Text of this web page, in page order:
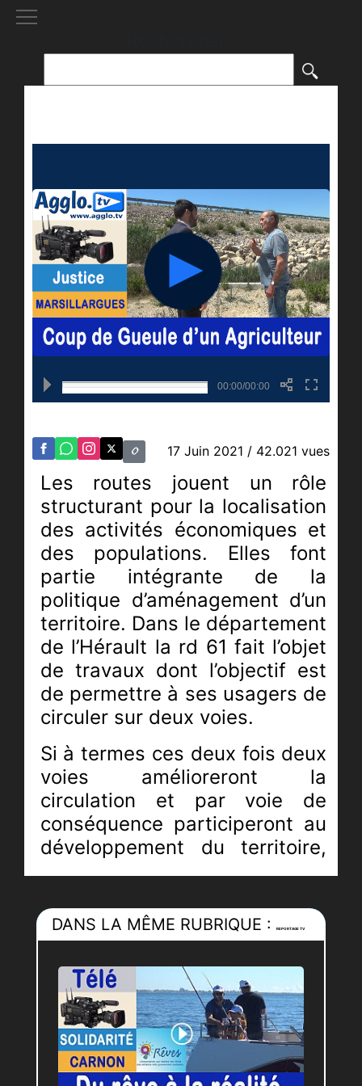
00:00/00:00
17 Juin 2021 / 42.021 vues
Les routes jouent un rôle
structurant pour la localisation
des activités économiques et
des populations. Elles font
partie intégrante de la
politique d’aménagement d’un
territoire. Dans le département
de l’Hérault la rd 61 fait l’objet
de travaux dont l’objectif est
de permettre à ses usagers de
circuler sur deux voies.
Si à termes ces deux fois deux
voies amélioreront la
circulation et par voie de
conséquence participeront au
développement du territoire,
pour l’heure à l’échelle d’un
agriculteur, les premières
réalisations de ce projet
auraient un effet
préjudiciable.
Joseph FRANCH exploitant
agricole sur la commune de
Marsillargues, a dû se
DANS LA MÊME RUBRIQUE :REPORTAGE TV